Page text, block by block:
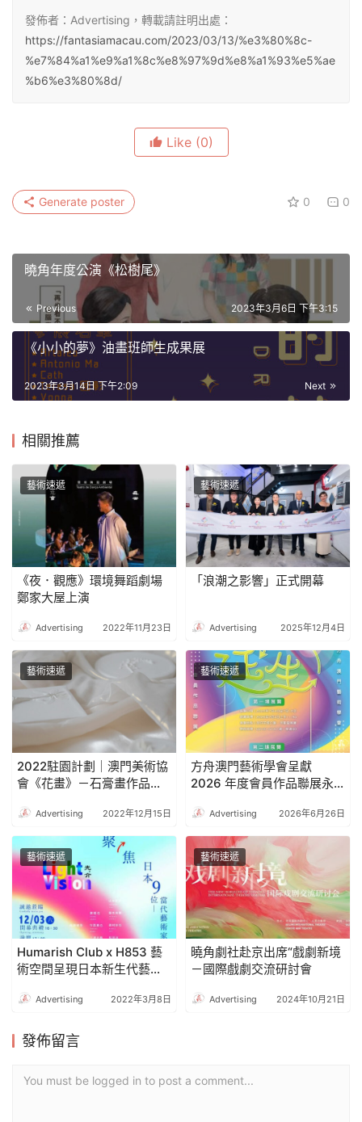
發佈者：Advertising，轉載請註明出處：
https://fantasiamacau.com/2023/03/13/%e3%80%8c-
%e7%84%a1%e9%a1%8c%e8%97%9d%e8%a1%93%e5%ae
%b6%e3%80%8d/
Like (0)
0 0
Generate poster
曉角年度公演《松樹尾》
Previous 2023年3月6日 下午3:15
《小小的夢》油畫班師生成果展
Next
2023年3月14日 下午2:09
相關推薦
藝術速遞
《夜．觀應》環境舞蹈劇場
鄭家大屋上演
Advertising 2022年11月23日
藝術速遞
「浪潮之影響」正式開幕
Advertising 2025年12月4日
藝術速遞
2022駐園計劃｜澳門美術協
會《花畫》－石膏畫作品展
Casting exhibition
Advertising 2022年12月15日
藝術速遞
方舟澳門藝術學會呈獻
2026 年度會員作品聯展永
能《延 ・ 生》
Advertising 2026年6月26日
藝術速遞
Humarish Club x H853 藝
術空間呈現日本新生代藝術
介」當代藝術群展
Advertising 2022年3月8日
藝術速遞
曉角劇社赴京出席“戲劇新境
－國際戲劇交流研討會
Advertising 2024年10月21日
發佈留言
You must be logged in to post a comment...